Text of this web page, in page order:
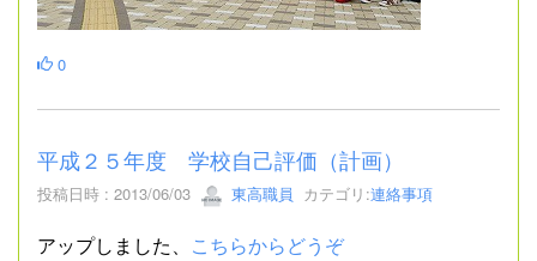
0
平成２５年度 学校自己評価（計画）
投稿日時 : 2013/06/03 東高職員 カテゴリ:連絡事項
アップしました、 こちらからどうぞ